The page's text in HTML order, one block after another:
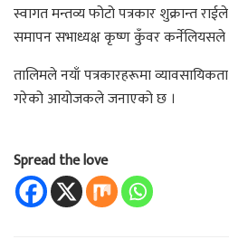
स्वागत मन्तव्य फोटो पत्रकार शुक्रान्त
समापन सभाध्यक्ष कृष्ण कुँवर कर्नेलियसले
तालिमले नयाँ पत्रकारहरूमा
गरेको आयोजकले जनाएको छ ।
Spread the love